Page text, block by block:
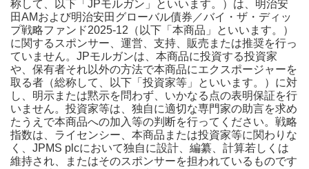
称して、以下「JPモルガン」といいます。）は、明治安
田AMおよび明治安田グローバル債券／バイ・ザ・ディッ
プ戦略ファンド2025-12（以下「本商品」といいます。）
に関するスポンサー、運営、支持、販売または推奨を行っ
ていません。JPモルガンは、本商品に投資する投資家
や、保有者それ以外の方法で本商品にエクスポージャーを
取る者（総称して、以下「投資家等」といいます。）に対
し、明示または黙示を問わず、いかなる点の表明保証を行
いません。投資家等は、独自に適切な専門家の助言を求め
たうえで本商品への加入等の判断を行ってください。戦略
指数は、ライセンシー、本商品または投資家等に関わりな
く、JPMS plcにおいて独自に設計、編纂、計算若しくは
維持され、またはそのスポンサーを担われているものです